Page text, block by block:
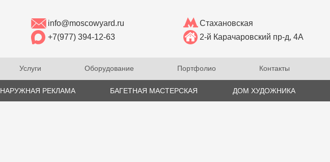
info@moscowyard.ru
+7(977) 394-12-63
Стахановская
2-й Карачаровский пр-д, 4А
Услуги Оборудование Портфолио Контакты
НАРУЖНАЯ РЕКЛАМА БАГЕТНАЯ МАСТЕРСКАЯ ДОМ ХУДОЖНИКА